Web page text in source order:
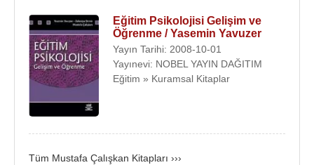
içişleri bakanı olarak atanması nedeniyle İstanbul İl
Emniyet Müdürlüğü koltuğu boşalmıştı.Mustafa
Çalışkan,31 Ağustos2015 tarihinde vekaleten
İçişleri Bakanı görevine getirilen Selami Altınok
boşalan makama İstanbul İl Emniyet Müdürü olarak
atandı. Hemen ardından
Eğitim Psikolojisi Gelişim ve
Öğrenme / Yasemin Yavuzer
Yayın Tarihi: 2008-10-01
Yayınevi: NOBEL YAYIN DAĞITIM
Eğitim » Kuramsal Kitaplar
Tüm Mustafa Çalışkan Kitapları ›››